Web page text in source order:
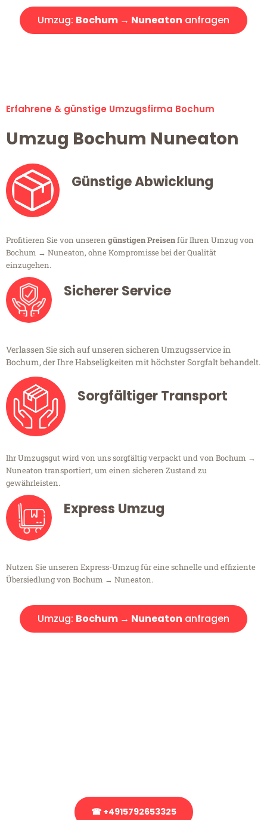
Umzug: Bochum → Nuneaton anfragen
Erfahrene & günstige Umzugsfirma Bochum
Umzug Bochum Nuneaton
Günstige Abwicklung
Profitieren Sie von unseren günstigen Preisenfür Ihren Umzug von
Bochum → Nuneaton, ohne Kompromisse bei der Qualität
einzugehen.
Sicherer Service
Verlassen Sie sich auf unseren sicheren Umzugsservice in
Bochum, der Ihre Habseligkeiten mit höchster Sorgfalt behandelt.
Sorgfältiger Transport
Ihr Umzugsgut wird von uns sorgfältig verpackt und von Bochum →
Nuneaton transportiert, um einen sicheren Zustand zu
gewährleisten.
Express Umzug
Nutzen Sie unseren Express-Umzug für eine schnelle und effiziente
Übersiedlung von Bochum → Nuneaton.
Umzug: Bochum → Nuneaton anfragen
☎ +4915792653325